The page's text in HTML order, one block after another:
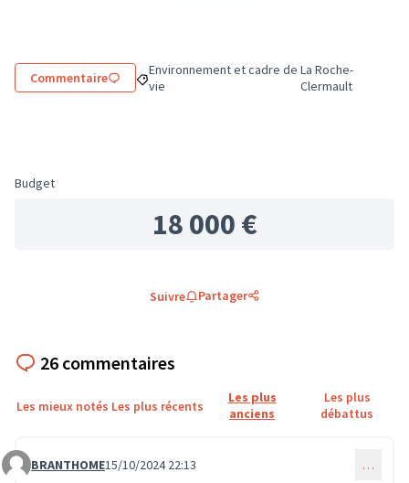
Commentaire Filtrer les résultats de la catégorie :
Environnement et cadre de
vie
Filtrer les résultats
La Roche-
Clermault
Budget
18 000 €
Suivre Partager
26 commentaires
Les mieux notés Les plus récents
Les plus
anciens
Les plus
débattus
Commentaire 671
BRANTHOME15/10/2024 22:13 …